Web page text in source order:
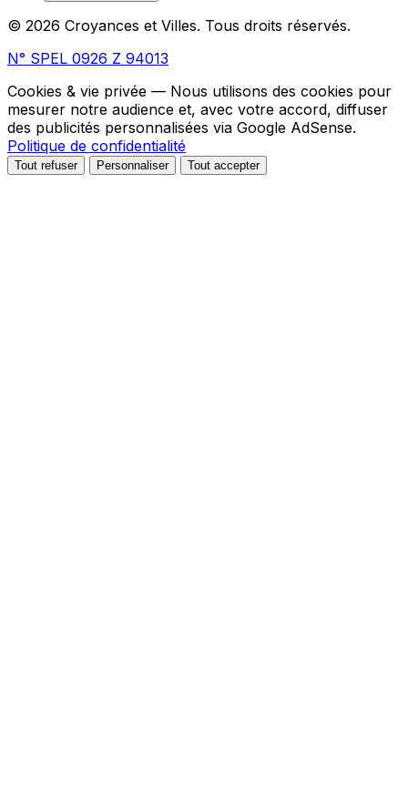
© 2026 Croyances et Villes. Tous droits réservés.
N° SPEL 0926 Z 94013
Cookies & vie privée — Nous utilisons des cookies pour
mesurer notre audience et, avec votre accord, diffuser
des publicités personnalisées via Google AdSense.
Politique de confidentialité
Tout refuser Personnaliser Tout accepter